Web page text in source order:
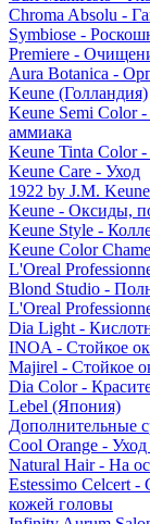
Chroma Absolu -
Symbiose -
Premiere -
Aura Botanica -
Keune (Голландия)
Keune Semi Color
аммиака
Keune Tinta Color -
Keune Care - Уход
1922 by J.M.
Keune - Оксиды,
Keune Style -
Keune Color
L'Oreal
Blond Studio -
L'Oreal
Dia Light -
INOA - Стойкое
Majirel - Стойкое
Dia Color -
Lebel (Япония)
Дополнительные
Cool Orange -
Natural Hair - На
Estessimo Celcert -
кожей головы